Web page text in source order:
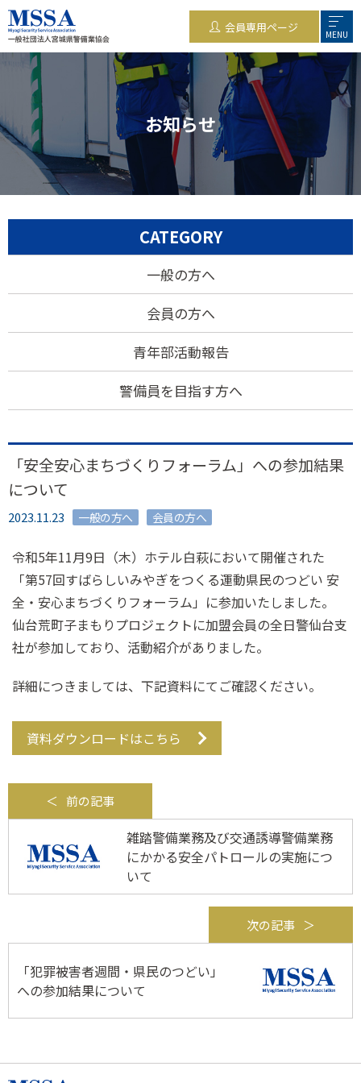
会員専用ページ MENU
お知らせ
「安全安心まちづくりフォーラム」への参加結果
について
2023.11.23 一般の方へ 会員の方へ
令和5年11月9日（木）ホテル白萩において開催された
「第57回すばらしいみやぎをつくる運動県民のつどい 安
全・安心まちづくりフォーラム」に参加いたしました。
仙台荒町子まもりプロジェクトに加盟会員の全日警仙台支
社が参加しており、活動紹介がありました。
詳細につきましては、下記資料にてご確認ください。
資料ダウンロードはこちら
前の記事
雑踏警備業務及び交通誘導警備業務
にかかる安全パトロールの実施につ
いて
次の記事
「犯罪被害者週間・県民のつどい」
への参加結果について
CATEGORY
一般の方へ
会員の方へ
青年部活動報告
警備員を目指す方へ